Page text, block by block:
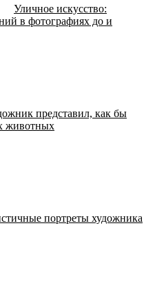
Уличное искусство:
в фотографиях до и
представил, как бы
животных
портреты художника